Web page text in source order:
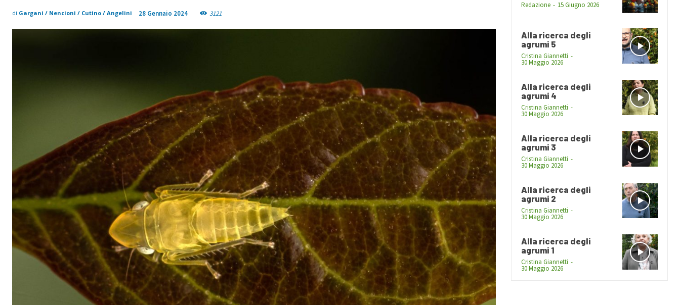
di Gargani / Nencioni / Cutino / Angelini 28 Gennaio 2024 3121
Redazione - 15 Giugno 2026
Alla ricerca degli
agrumi 5
Cristina Giannetti -
30 Maggio 2026
Alla ricerca degli
agrumi 4
Cristina Giannetti -
30 Maggio 2026
Alla ricerca degli
agrumi 3
Cristina Giannetti -
30 Maggio 2026
Alla ricerca degli
agrumi 2
Cristina Giannetti -
30 Maggio 2026
Alla ricerca degli
agrumi 1
Cristina Giannetti -
30 Maggio 2026